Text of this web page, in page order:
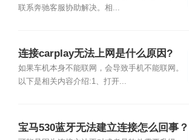
联系奔驰客服协助解决。相...
连接carplay无法上网是什么原因?
如果车机本身不能联网，会导致手机不能联网。
以下是相关内容介绍:1、打开...
宝马530蓝牙无法建立连接怎么回事？